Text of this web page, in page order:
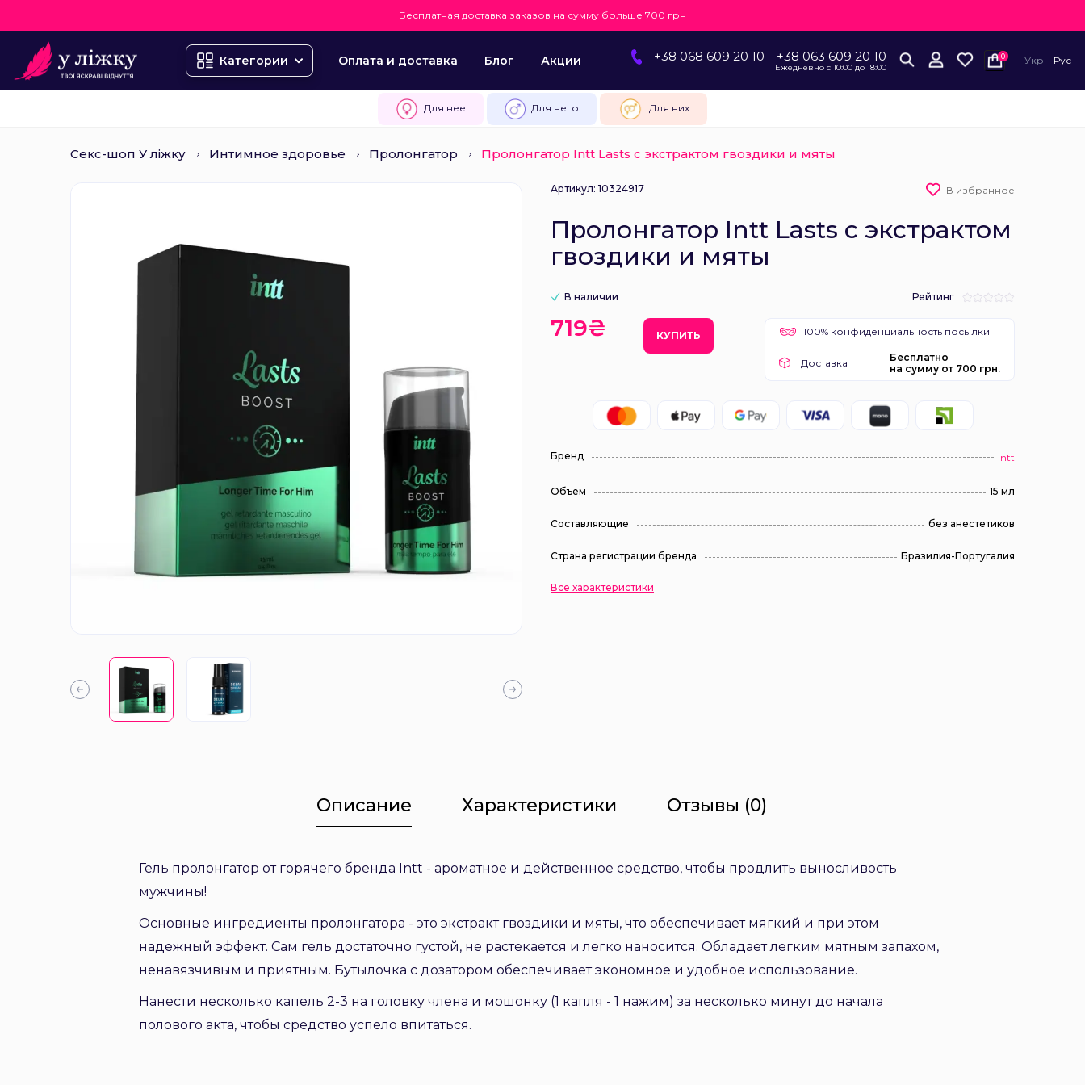
Бесплатная доставка заказов на сумму больше 700 грн
Категории Оплата и доставка Блог Акции +38 068 609 20 10 +38 063 609 20 10
Ежедневно с 10:00 до 18:00
0 Укр Рус
Для нее Для него Для них
Секс-шоп У ліжку Интимное здоровье Пролонгатор Пролонгатор Intt Lasts с экстрактом гвоздики и мяты
Артикул: 10324917 В избранное
Пролонгатор Intt Lasts с экстрактом
гвоздики и мяты
В наличии Рейтинг
719₴ КУПИТЬ 100% конфиденциальность посылки
Доставка
Бесплатно
на сумму от 700 грн.
Бренд Intt
Объем 15 мл
Составляющие без анестетиков
Страна регистрации бренда Бразилия-Португалия
Все характеристики
Описание Характеристики Отзывы (0)
Гель пролонгатор от горячего бренда Intt - ароматное и действенное средство, чтобы продлить выносливость
мужчины!
Основные ингредиенты пролонгатора - это экстракт гвоздики и мяты, что обеспечивает мягкий и при этом
надежный эффект. Сам гель достаточно густой, не растекается и легко наносится. Обладает легким мятным запахом,
ненавязчивым и приятным. Бутылочка с дозатором обеспечивает экономное и удобное использование.
Нанести несколько капель 2-3 на головку члена и мошонку (1 капля - 1 нажим) за несколько минут до начала
полового акта, чтобы средство успело впитаться.